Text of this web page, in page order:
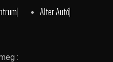
Alter Autó
: